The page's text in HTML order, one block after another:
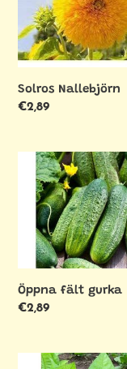
Solros Nallebjörn
Ordinarie
€2,89
Öppna
fält
gurka
Öppna fält gurka
Ordinarie
€2,89
Awa